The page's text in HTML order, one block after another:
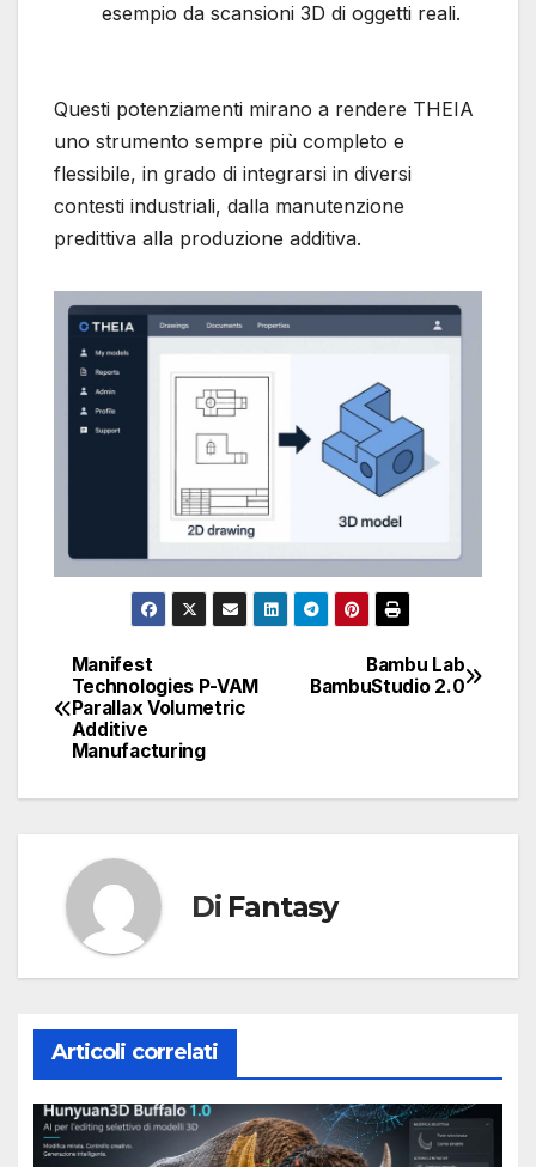
esempio da scansioni 3D di oggetti reali.
Questi potenziamenti mirano a rendere THEIA
uno strumento sempre più completo e
flessibile, in grado di integrarsi in diversi
contesti industriali, dalla manutenzione
predittiva alla produzione additiva.
Navigazione
articoli
Bambu Lab
BambuStudio 2.0
Manifest
Technologies P-VAM
Parallax Volumetric
Additive
Manufacturing
Di Fantasy
Articoli correlati